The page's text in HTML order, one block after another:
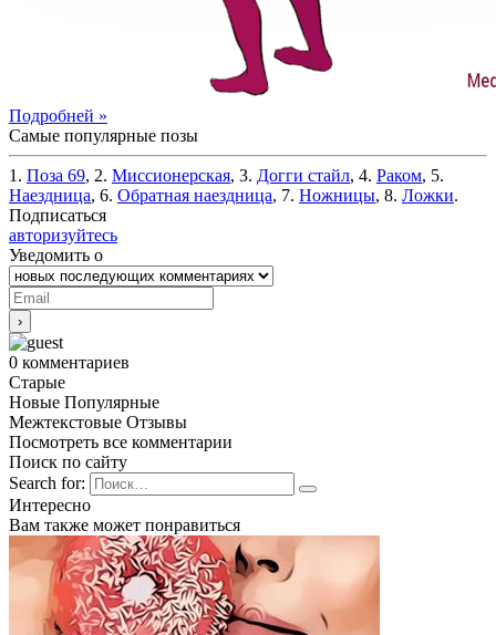
Подробней »
Самые популярные позы
1. Поза 69, 2. Миссионерская, 3. Догги стайл, 4. Раком, 5.
Наездница, 6. Обратная наездница, 7. Ножницы, 8. Ложки.
Подписаться
авторизуйтесь
Уведомить о
0 комментариев
Старые
Новые Популярные
Межтекстовые Отзывы
Посмотреть все комментарии
Поиск по сайту
Search for:
Интересно
Вам также может понравиться